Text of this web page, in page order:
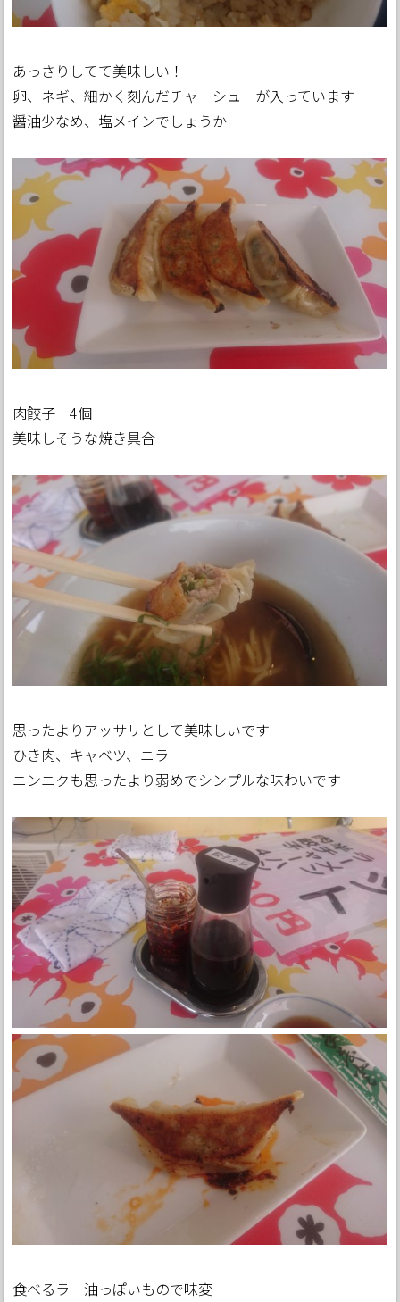
あっさりしてて美味しい！
卵、ネギ、細かく刻んだチャーシューが入っています
醤油少なめ、塩メインでしょうか
肉餃子 4個
美味しそうな焼き具合
思ったよりアッサリとして美味しいです
ひき肉、キャベツ、ニラ
ニンニクも思ったより弱めでシンプルな味わいです
食べるラー油っぽいもので味変